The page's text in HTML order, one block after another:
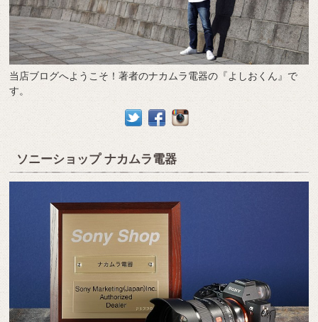
当店ブログへようこそ！著者のナカムラ電器の『よしおくん』で
す。
ソニーショップ ナカムラ電器